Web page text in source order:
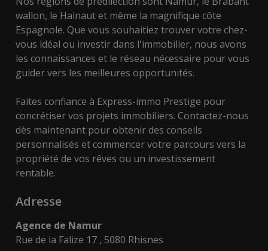
wallon, le Hainaut et même la magnifique côte
Espagnole. Que vous souhaitiez trouver votre chez-
vous idéal ou investir dans l'immobilier, nous avons
les connaissances et le réseau nécessaire pour vous
guider vers les meilleures opportunités.
Faites confiance à Express-immo Prestige pour
concrétiser vos projets immobiliers. Contactez-nous
dès maintenant pour obtenir des conseils
personnalisés et commencer votre parcours vers la
propriété de vos rêves ou un investissement
rentable.
Adresse
Agence de Namur
Rue de la Falize 17 , 5080 Rhisnes